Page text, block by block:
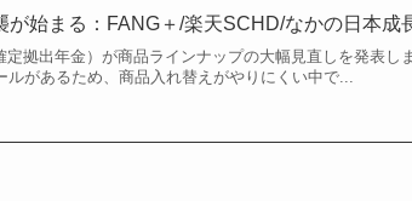
が始まる：FANG＋/楽天SCHD/なかの日本成
定拠出年金）が商品ラインナップの大幅見直しを発表し
があるため、商品入れ替えがやりにくい中で...